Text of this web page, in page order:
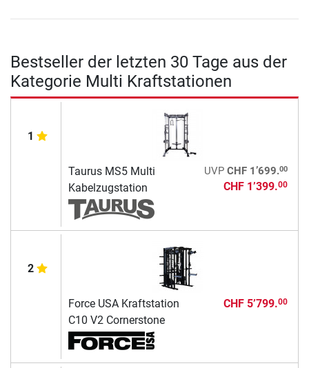
Bestseller der letzten 30 Tage aus der
Kategorie Multi Kraftstationen
1
Taurus MS5 Multi
Kabelzugstation
UVP CHF 1’699.00
CHF 1’399.00
2
Force USA Kraftstation
C10 V2 Cornerstone
CHF 5’799.00